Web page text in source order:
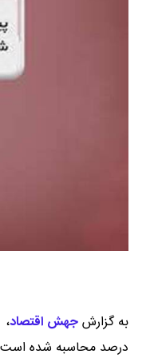
به گزارشجهش اقتصاد،
درصد محاسبه شده است، این رقم در